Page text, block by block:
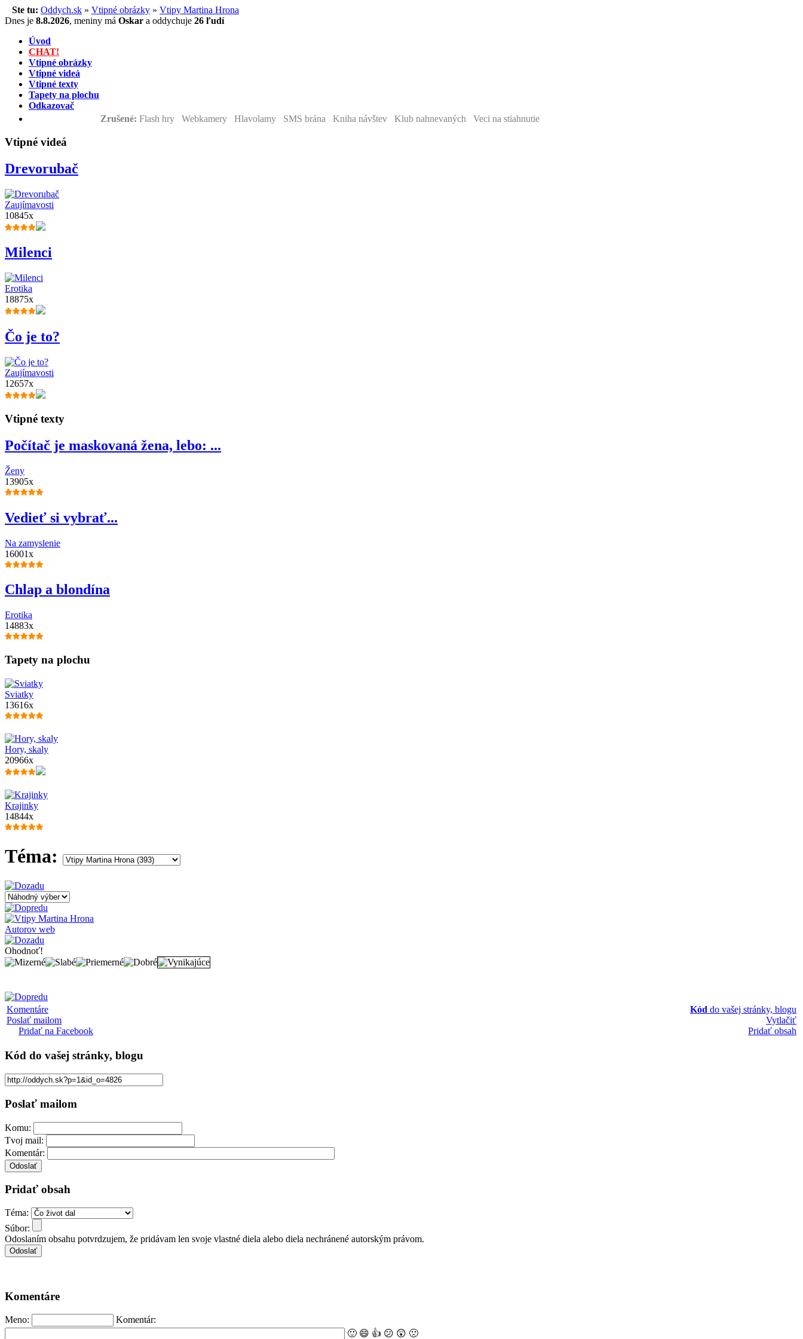
Ste tu: Oddych.sk » Vtipné obrázky » Vtipy Martina Hrona
Dnes je 8.8.2026, meniny má Oskar a oddychuje 26 ľudí
Úvod
CHAT!
Vtipné obrázky
Vtipné videá
Vtipné texty
Tapety na plochu
Odkazovač
Zrušené: Flash hry Webkamery Hlavolamy SMS brána Kniha návštev Klub nahnevaných Veci na stiahnutie
Vtipné videá
Drevorubač
Zaujímavosti
10845x
Milenci
Erotika
18875x
Čo je to?
Zaujímavosti
12657x
Vtipné texty
Počítač je maskovaná žena, lebo: ...
Ženy
13905x
Vedieť si vybrať...
Na zamyslenie
16001x
Chlap a blondína
Erotika
14883x
Tapety na plochu
Sviatky
13616x
Hory, skaly
20966x
Krajinky
14844x
Téma:
Autorov web
Ohodnoť!
Komentáre
Poslať mailom
Pridať na Facebook
Kód do vašej stránky, blogu
Vytlačiť
Pridať obsah
Kód do vašej stránky, blogu
Poslať mailom
Komu:
Tvoj mail:
Komentár:
Pridať obsah
Téma:
Súbor:
Odoslaním obsahu potvrdzujem, že pridávam len svoje vlastné diela alebo diela nechránené autorským právom.
Komentáre
Meno:
Komentár:
🙂 😄 👍 😕 😲 🙁